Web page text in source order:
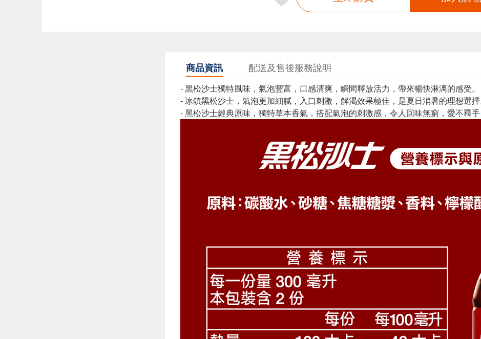
商品資訊 配送及售後服務說明
- 黑松沙士獨特風味，氣泡豐富，口感清爽，瞬間釋放活力，帶來暢快淋漓的感受。
- 冰鎮黑松沙士，氣泡更加細膩，入口刺激，解渴效果極佳，是夏日消暑的理想選擇
- 黑松沙士經典原味，獨特草本香氣，搭配氣泡的刺激感，令人回味無窮，愛不釋手